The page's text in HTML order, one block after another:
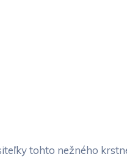
tohto nežného